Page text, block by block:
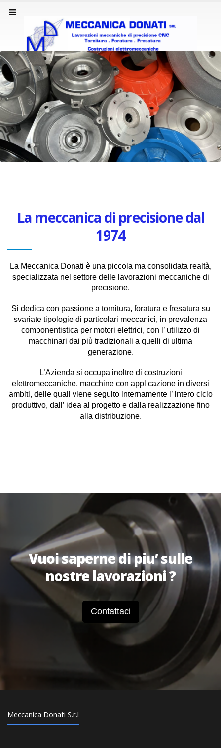
La meccanica di precisione dal
1974
La Meccanica Donati è una piccola ma consolidata realtà,
specializzata nel settore delle lavorazioni meccaniche di
precisione.
Si dedica con passione a tornitura, foratura e fresatura su
svariate tipologie di particolari meccanici, in prevalenza
componentistica per motori elettrici, con l’ utilizzo di
macchinari dai più tradizionali a quelli di ultima
generazione.
L’Azienda si occupa inoltre di costruzioni
elettromeccaniche, macchine con applicazione in diversi
ambiti, delle quali viene seguito internamente l’ intero ciclo
produttivo, dall’ idea al progetto e dalla realizzazione fino
alla distribuzione.
Vuoi saperne di piu’ sulle
nostre lavorazioni ?
Contattaci
Meccanica Donati S.r.l